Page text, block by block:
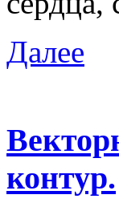
Далее
контур.